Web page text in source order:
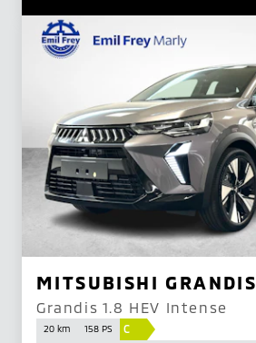
MITSUBISHI GRANDIS
Grandis 1.8 HEV Intense
20 km 158 PS C